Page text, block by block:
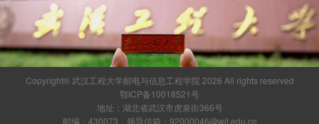
Copyright® 武汉工程大学邮电与信息工程学院 2026 All rights reserved
鄂ICP备10018521号
地址：湖北省武汉市虎泉街366号
邮编：430073 领导信箱：92000046@wit.edu.cn